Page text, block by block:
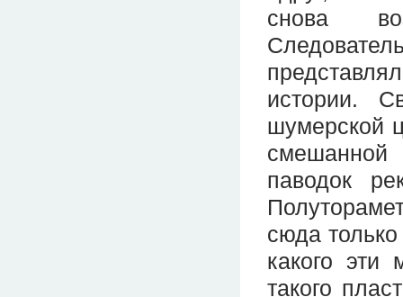
снова
истории.
шумерской
паводок
сюда
какого эти
такого